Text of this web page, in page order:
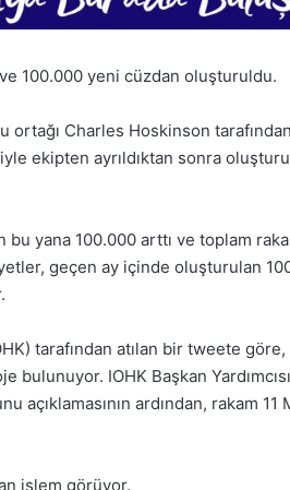
100.000 yeni cüzdan oluşturuldu.
Charles Hoskinson
ekipten ayrıldıktan sonra
bu yana 100.000 arttı ve toplam
geçen ay içinde oluşturulan
tarafından atılan bir tweete
IOHK Başkan
açıklamasının ardından, rakam
işlem görüyor.